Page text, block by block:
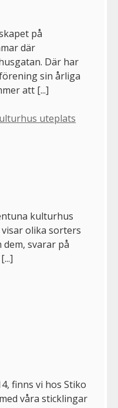
på
där
Där har
sin årliga
att [...]
uteplats
kulturhus
visar olika sorters
svarar på
finns vi hos Stiko
våra sticklingar